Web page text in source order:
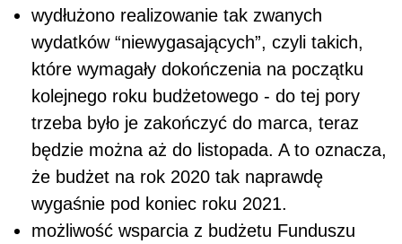
Wsparcia Policji, Funduszu Wsparcia Straży
Granicznej, Funduszu Wsparcia Państwowej
Straży Pożarnej oraz Funduszu Modernizacji
Sił Zbrojnych. A te fundusze - podobnie jak w
przypadku Funduszu Ubezpieczeń
Społecznych i Funduszu Sprawiedliwości -
będą mogły przesunąć wydatki na rok
kolejny,
możliwość przekazywania obligacji